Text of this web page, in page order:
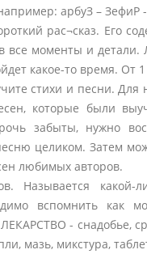
арбуЗ – ЗефиР
рас¬сказ. Его
все моменты и детали.
какое-то время. От
стихи и песни. Для
которые были
забыты, нужно
целиком. Затем
любимых авторов.
Называется какой-
вспомнить как
- снадобье,
мазь, микстура,